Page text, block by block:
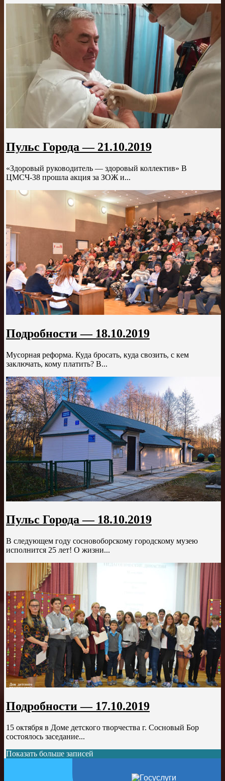
Пульс Города — 21.10.2019
«Здоровый руководитель — здоровый коллектив» В
ЦМСЧ-38 прошла акция за ЗОЖ и...
Подробности — 18.10.2019
Мусорная реформа. Куда бросать, куда свозить, с кем
заключать, кому платить? В...
Пульс Города — 18.10.2019
В следующем году сосновоборскому городскому музею
исполнится 25 лет! О жизни...
Подробности — 17.10.2019
15 октября в Доме детского творчества г. Сосновый Бор
состоялось заседание...
Показать больше записей